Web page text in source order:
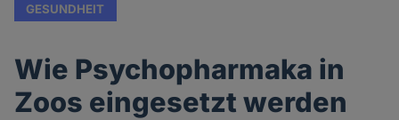
GESUNDHEIT
Wie Psychopharmaka in
Zoos eingesetzt werden